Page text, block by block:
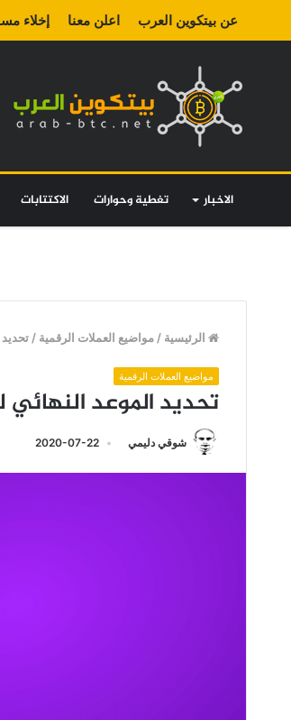
عن بيتكوين العرب اعلن معنا إخلاء
الاخبار تغطية وحوارات الاكتتابات
الرئيسية / مواضيع العملات الرقمية / تحديد
مواضيع العملات الرقمية
تحديد الموعد النهائي لـ
شوقي دليمي 2020-07-22